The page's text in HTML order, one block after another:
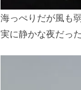
海っぺりだが風も
実に静かな夜だった